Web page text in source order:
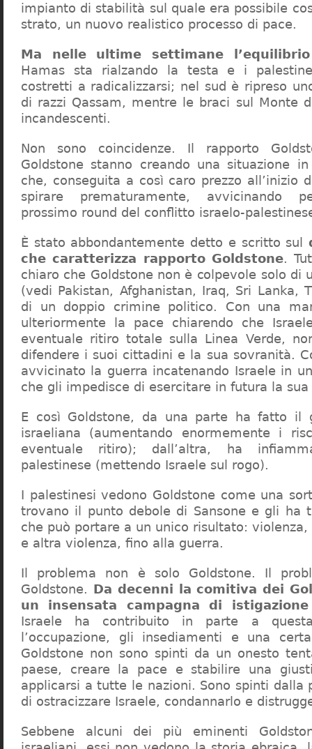
impianto di stabilità sul quale era possibile
strato, un nuovo realistico processo di pace.
Ma nelle ultime settimane
Hamas sta rialzando la testa e i
costretti a radicalizzarsi; nel sud è ripreso
di razzi Qassam, mentre le braci sul Monte
incandescenti.
Non sono coincidenze. Il rapporto
Goldstone stanno creando una situazione
che, conseguita a così caro prezzo all’inizio
spirare prematuramente, avvicinando
prossimo round del conflitto israelo-
È stato abbondantemente detto e scritto sul
che caratterizza rapporto Goldstone.
chiaro che Goldstone non è colpevole solo di
(vedi Pakistan, Afghanistan, Iraq, Sri Lanka,
di un doppio crimine politico. Con una
ulteriormente la pace chiarendo che
eventuale ritiro totale sulla Linea Verde,
difendere i suoi cittadini e la sua sovranità.
avvicinato la guerra incatenando Israele in
che gli impedisce di esercitare in futura la sua
E così Goldstone, da una parte ha fatto il
israeliana (aumentando enormemente i
eventuale ritiro); dall’altra, ha
palestinese (mettendo Israele sul rogo).
I palestinesi vedono Goldstone come una
trovano il punto debole di Sansone e gli ha
che può portare a un unico risultato:
e altra violenza, fino alla guerra.
Il problema non è solo Goldstone. Il
Goldstone. Da decenni la comitiva dei
un insensata campagna di
Israele ha contribuito in parte a
l’occupazione, gli insediamenti e una
Goldstone non sono spinti da un onesto
paese, creare la pace e stabilire una
applicarsi a tutte le nazioni. Sono spinti dalla
di ostracizzare Israele, condannarlo e
Sebbene alcuni dei più eminenti